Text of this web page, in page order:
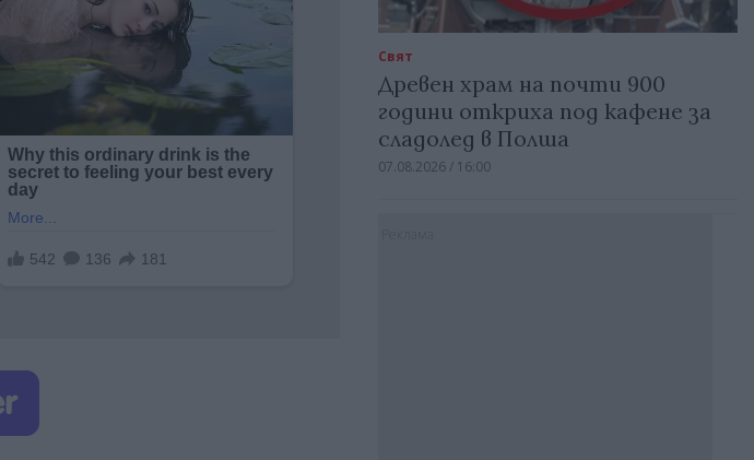
Свят
Древен храм на почти 900
години откриха под кафене за
сладолед в Полша
07.08.2026 / 16:00